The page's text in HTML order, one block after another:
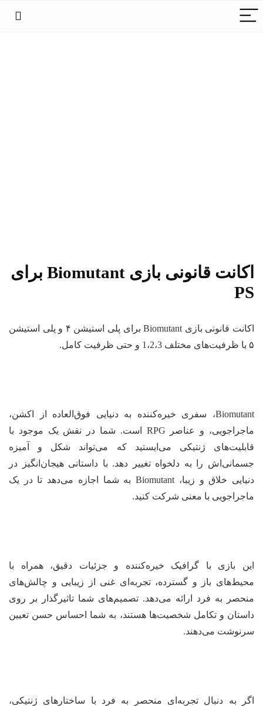
اکانت قانونی بازی Biomutant برای
PS
اکانت قانونی بازی Biomutant برای پلی استیشن ۴ و پلی استیشن
۵ با ظرفیت‌های مختلف 1،2،3 و حتی ظرفیت کامل.
Biomutant، سفری خیره‌کننده به دنیایی فوق‌العاده از اکشن،
ماجراجویی، و عناصر RPG است. شما در نقش یک موجود با
قابلیت‌های ژنتیکی می‌ایستید که می‌تواند شکل و آمیزه
جسمانی‌اش را به دلخواه تغییر دهد. با داستانی هیجان‌انگیز در
دنیایی خلاق و زیبا، Biomutant به شما اجازه می‌دهد تا در یک
ماجراجویی با معنی شرکت کنید.
این بازی با گرافیک خیره‌کننده و جزئیات دقیق، همراه با
محیط‌های باز و گسترده، تجربه‌ای غنی از زیبایی و چالش‌های
منحصر به فرد ارائه می‌دهد. تصمیم‌های شما تاثیرگذار بر روی
داستان و تکامل شخصیت‌ها هستند، به شما احساس حسن تعیین
سرنوشت می‌دهند.
اگر به دنبال تجربه‌ای منحصر به فرد با ساختارهای ژنتیکی،